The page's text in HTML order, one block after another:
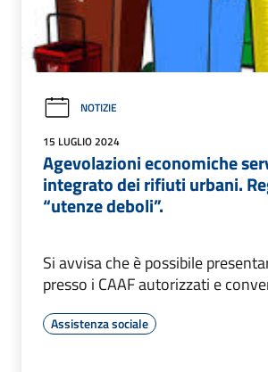
NOTIZIE
15 LUGLIO 2024
Agevolazioni economiche
integrato dei rifiuti urbani.
“utenze deboli”.
Si avvisa che è possibile
presso i CAAF autorizzati e
Assistenza sociale